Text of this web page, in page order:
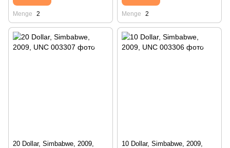
Menge 2 Menge 2
20 Dollar, Simbabwe, 2009,
10 Dollar, Simbabwe, 2009,